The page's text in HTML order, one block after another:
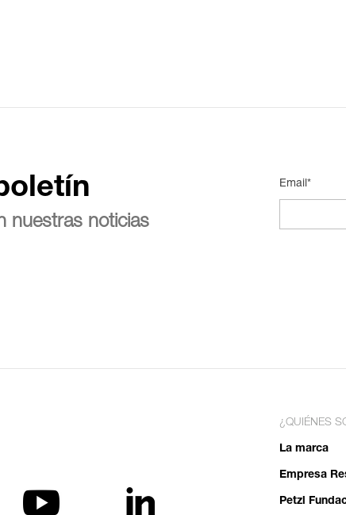
nuestras noticias
Email*
¿QUIÉNES
La marca
Empresa
Petzl